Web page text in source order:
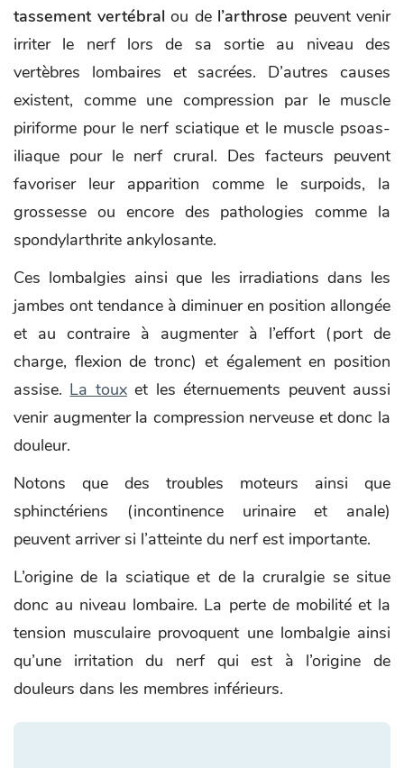
tassement vertébral ou de l’arthrose peuvent venir
irriter le nerf lors de sa sortie au niveau des
vertèbres lombaires et sacrées. D’autres causes
existent, comme une compression par le muscle
piriforme pour le nerf sciatique et le muscle psoas-
iliaque pour le nerf crural. Des facteurs peuvent
favoriser leur apparition comme le surpoids, la
grossesse ou encore des pathologies comme la
spondylarthrite ankylosante.
Ces lombalgies ainsi que les irradiations dans les
jambes ont tendance à diminuer en position allongée
et au contraire à augmenter à l’effort (port de
charge, flexion de tronc) et également en position
assise. La touxet les éternuements peuvent aussi
venir augmenter la compression nerveuse et donc la
douleur.
Notons que des troubles moteurs ainsi que
sphinctériens (incontinence urinaire et anale)
peuvent arriver si l’atteinte du nerf est importante.
L’origine de la sciatique et de la cruralgie se situe
donc au niveau lombaire. La perte de mobilité et la
tension musculaire provoquent une lombalgie ainsi
qu’une irritation du nerf qui est à l’origine de
douleurs dans les membres inférieurs.